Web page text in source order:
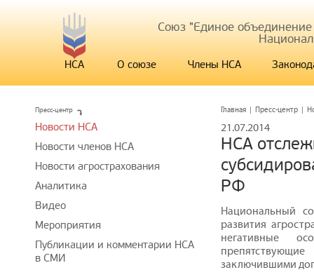
Союз "Единое
НСА О союзе Члены НСА
Главная | Пресс-центр |
21.07.2014
НСА
РФ
Национальный
развития
негативные
заключившими
Пресс-центр
Новости НСА
Новости членов НСА
Новости агрострахования
Аналитика
Видео
Мероприятия
Публикации и комментарии НСА
в СМИ